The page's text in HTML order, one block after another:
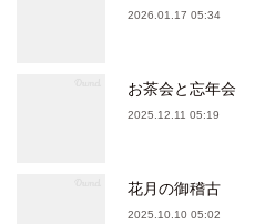
2026.01.17 05:34
お茶会と忘年会
2025.12.11 05:19
花月の御稽古
2025.10.10 05:02